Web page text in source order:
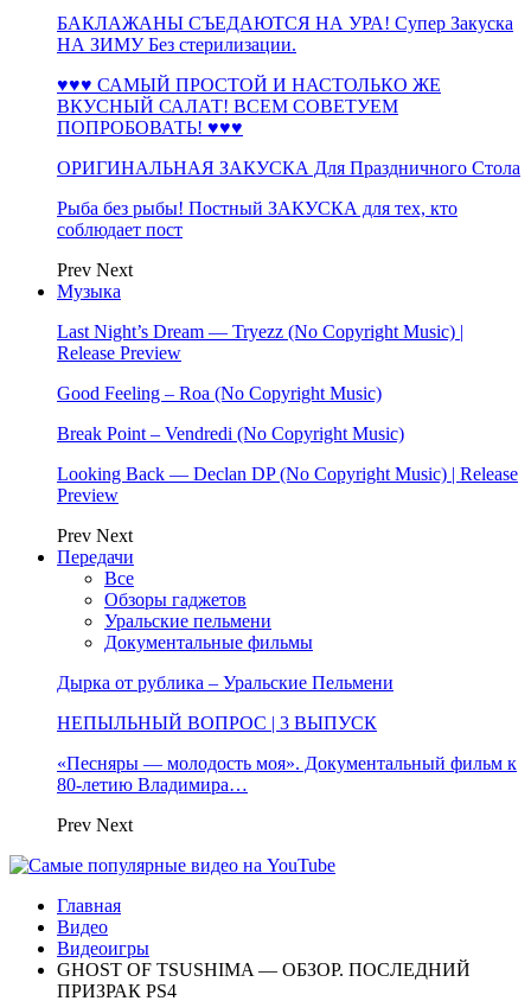
БАКЛАЖАНЫ СЪЕДАЮТСЯ НА УРА! Супер Закуска
НА ЗИМУ Без стерилизации.
♥♥♥ САМЫЙ ПРОСТОЙ И НАСТОЛЬКО ЖЕ
ВКУСНЫЙ САЛАТ! ВСЕМ СОВЕТУЕМ
ПОПРОБОВАТЬ! ♥♥♥
ОРИГИНАЛЬНАЯ ЗАКУСКА Для Праздничного Стола
Рыба без рыбы! Постный ЗАКУСКА для тех, кто
соблюдает пост
Prev Next
Музыка
Last Night’s Dream — Tryezz (No Copyright Music) |
Release Preview
Good Feeling – Roa (No Copyright Music)
Break Point – Vendredi (No Copyright Music)
Looking Back — Declan DP (No Copyright Music) | Release
Preview
Prev Next
Передачи
Все
Обзоры гаджетов
Уральские пельмени
Документальные фильмы
Дырка от рублика – Уральские Пельмени
НЕПЫЛЬНЫЙ ВОПРОС | 3 ВЫПУСК
«Песняры — молодость моя». Документальный фильм к
80-летию Владимира…
Prev Next
Главная
Видео
Видеоигры
GHOST OF TSUSHIMA — ОБЗОР. ПОСЛЕДНИЙ
ПРИЗРАК PS4